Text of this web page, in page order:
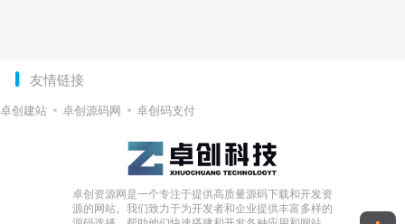
友情链接
卓创建站 卓创源码网 卓创码支付
卓创资源网是一个专注于提供高质量源码下载和开发资
源的网站。我们致力于为开发者和企业提供丰富多样的